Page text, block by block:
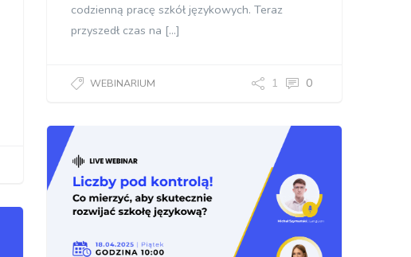
codzienną pracę szkół językowych. Teraz
przyszedł czas na […]
WEBINARIUM 1 0